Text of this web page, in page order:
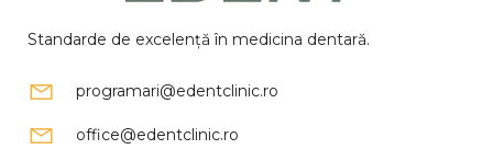
Standarde de excelență în medicina dentară.
programari@edentclinic.ro
office@edentclinic.ro